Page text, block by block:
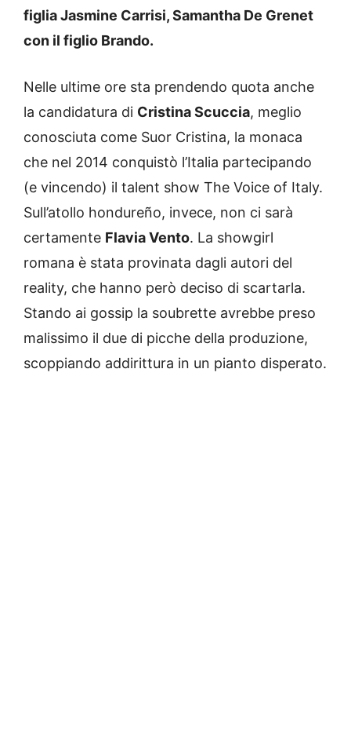
figlia Jasmine Carrisi, Samantha De Grenet
con il figlio Brando.
Nelle ultime ore sta prendendo quota anche
la candidatura di Cristina Scuccia, meglio
conosciuta come Suor Cristina, la monaca
che nel 2014 conquistò l’Italia partecipando
(e vincendo) il talent show The Voice of Italy.
Sull’atollo hondureño, invece, non ci sarà
certamente Flavia Vento. La showgirl
romana è stata provinata dagli autori del
reality, che hanno però deciso di scartarla.
Stando ai gossip la soubrette avrebbe preso
malissimo il due di picche della produzione,
scoppiando addirittura in un pianto disperato.